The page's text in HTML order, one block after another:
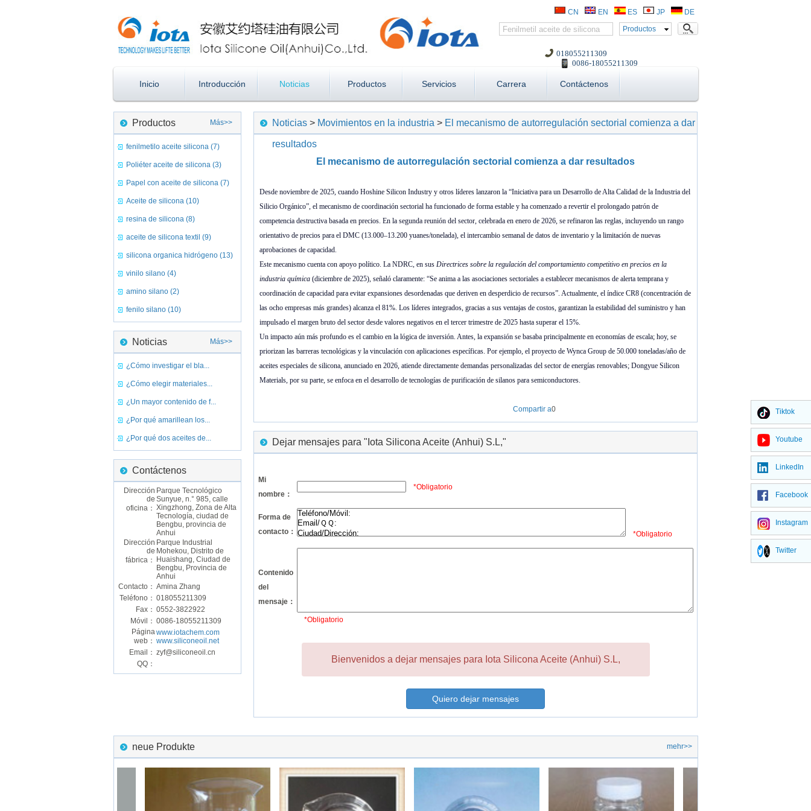
CN EN ES JP
DE
Productos
018055211309
0086-18055211309
Inicio Introducción Noticias Productos Servicios Carrera Contáctenos
Tiktok
Youtube
LinkedIn
Facebook
Instagram
Twitter
Productos Más>>
fenilmetilo aceite silicona (7)
Poliéter aceite de silicona (3)
Papel con aceite de silicona (7)
Aceite de silicona (10)
resina de silicona (8)
aceite de silicona textil (9)
silicona organica hidrógeno (13)
vinilo silano (4)
amino silano (2)
fenilo silano (10)
Noticias Más>>
¿Cómo investigar el bla...
¿Cómo elegir materiales...
¿Un mayor contenido de f...
¿Por qué amarillean los...
¿Por qué dos aceites de...
Contáctenos
Dirección
de
oficina：
Parque Tecnológico
Sunyue, n.° 985, calle
Xingzhong, Zona de Alta
Tecnología, ciudad de
Bengbu, provincia de
Anhui
Dirección
de
fábrica：
Parque Industrial
Mohekou, Distrito de
Huaishang, Ciudad de
Bengbu, Provincia de
Anhui
Contacto： Amina Zhang
Teléfono： 018055211309
Fax： 0552-3822922
Móvil： 0086-18055211309
Página
web：
www.iotachem.com
www.siliconeoil.net
Email： zyf@siliconeoil.cn
QQ：
Noticias> Movimientos en la industria > El mecanismo de autorregulación sectorial comienza a dar
resultados
El mecanismo de autorregulación sectorial comienza a dar resultados
Desde noviembre de 2025, cuando Hoshine Silicon Industry y otros líderes lanzaron la “Iniciativa para un Desarrollo de Alta Calidad de la Industria del
Silicio Orgánico”, el mecanismo de coordinación sectorial ha funcionado de forma estable y ha comenzado a revertir el prolongado patrón de
competencia destructiva basada en precios. En la segunda reunión del sector, celebrada en enero de 2026, se refinaron las reglas, incluyendo un rango
orientativo de precios para el DMC (13.000–13.200 yuanes/tonelada), el intercambio semanal de datos de inventario y la limitación de nuevas
aprobaciones de capacidad.
Este mecanismo cuenta con apoyo político. La NDRC, en sus Directrices sobre la regulación del comportamiento competitivo en precios en la
industria química(diciembre de 2025), señaló claramente: “Se anima a las asociaciones sectoriales a establecer mecanismos de alerta temprana y
coordinación de capacidad para evitar expansiones desordenadas que deriven en desperdicio de recursos”. Actualmente, el índice CR8 (concentración de
las ocho empresas más grandes) alcanza el 81%. Los líderes integrados, gracias a sus ventajas de costos, garantizan la estabilidad del suministro y han
impulsado el margen bruto del sector desde valores negativos en el tercer trimestre de 2025 hasta superar el 15%.
Un impacto aún más profundo es el cambio en la lógica de inversión. Antes, la expansión se basaba principalmente en economías de escala; hoy, se
priorizan las barreras tecnológicas y la vinculación con aplicaciones específicas. Por ejemplo, el proyecto de Wynca Group de 50.000 toneladas/año de
aceites especiales de silicona, anunciado en 2026, atiende directamente demandas personalizadas del sector de energías renovables; Dongyue Silicon
Materials, por su parte, se enfoca en el desarrollo de tecnologías de purificación de silanos para semiconductores.
Compartir a0
Dejar mensajes para "Iota Silicona Aceite (Anhui) S.L,"
Mi
nombre：
*Obligatorio
Forma de
contacto：
*Obligatorio
Contenido
del
mensaje：
*Obligatorio
Bienvenidos a dejar mensajes para Iota Silicona Aceite (Anhui) S.L,
Quiero dejar mensajes
neue Produkte mehr>>